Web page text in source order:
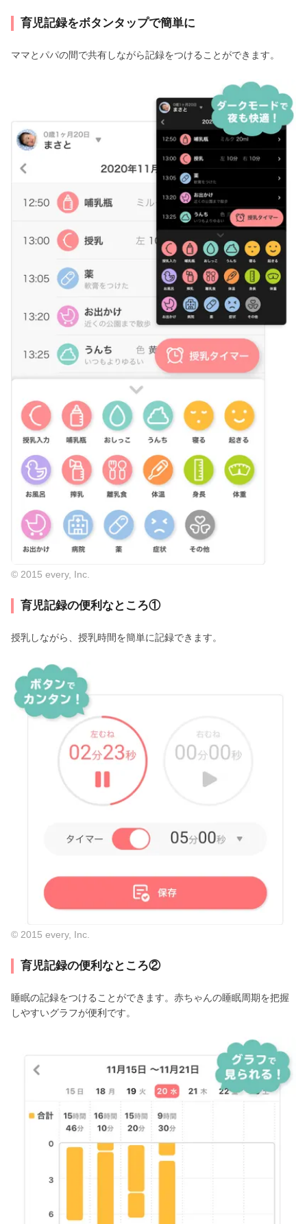
育児記録をボタンタップで簡単に
ママとパパの間で共有しながら記録をつけることができます。
© 2015 every, Inc.
育児記録の便利なところ①
授乳しながら、授乳時間を簡単に記録できます。
© 2015 every, Inc.
育児記録の便利なところ②
睡眠の記録をつけることができます。赤ちゃんの睡眠周期を把握
しやすいグラフが便利です。